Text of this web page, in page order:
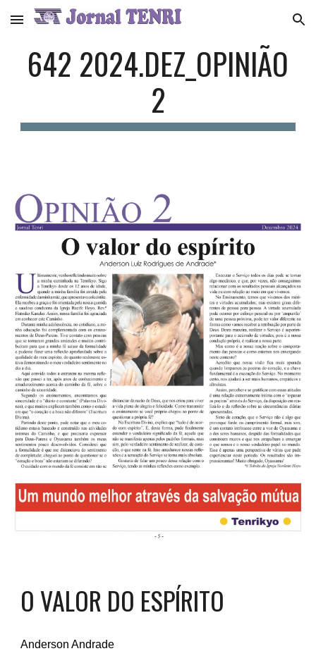
Skip to main content Skip to navigation
642 2024.DEZ _OPINIÃO
2
O VALOR DO ESPÍRITO
Anderson Andrade